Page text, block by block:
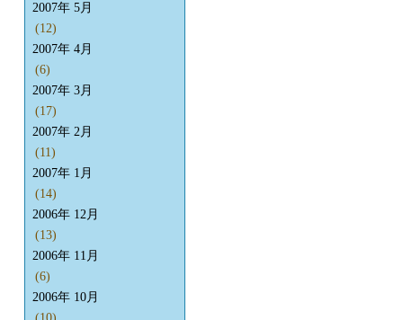
2007年 5月
(12)
2007年 4月
(6)
2007年 3月
(17)
2007年 2月
(11)
2007年 1月
(14)
2006年 12月
(13)
2006年 11月
(6)
2006年 10月